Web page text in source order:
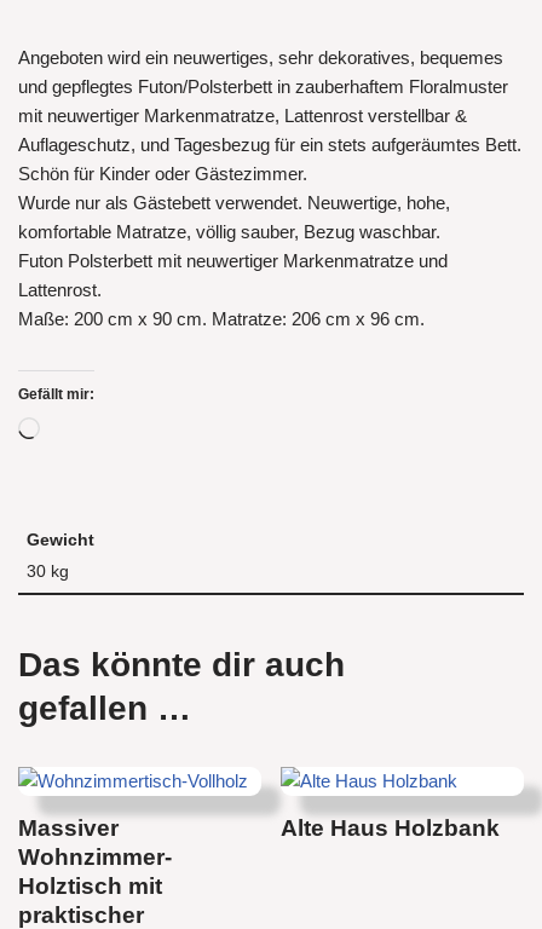
Angeboten wird ein neuwertiges, sehr dekoratives, bequemes
und gepflegtes Futon/Polsterbett in zauberhaftem Floralmuster
mit neuwertiger Markenmatratze, Lattenrost verstellbar &
Auflageschutz, und Tagesbezug für ein stets aufgeräumtes Bett.
Schön für Kinder oder Gästezimmer.
Wurde nur als Gästebett verwendet. Neuwertige, hohe,
komfortable Matratze, völlig sauber, Bezug waschbar.
Futon Polsterbett mit neuwertiger Markenmatratze und
Lattenrost.
Maße: 200 cm x 90 cm. Matratze: 206 cm x 96 cm.
Gefällt mir:
Gewicht
30 kg
Das könnte dir auch
gefallen …
Massiver
Wohnzimmer-
Holztisch mit
praktischer
Alte Haus Holzbank